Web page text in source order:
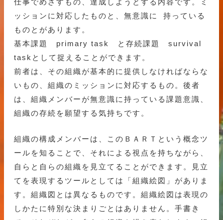
仕事でめざすもの、達成しようとする内容です。ミ
ッションに対応したものと、無意識に 持っている
ものとがあります。
基本課題 primary task と存続課題 survival
taskとして捉えることができます。
前者は、その組織が基本的に提供しなければならな
いもの、組織のミッションに対応するもの。後者
は、組織メンバーが無意識に持っている課題意識、
組織の存続を願望する気持ちです。
組織の構成メンバーは、このＢＡＲＴという概念ツ
ールを知ることで、それによる視点を持ちながら、
自らと自らの組織を見立てることができます。見立
てを表現するツールとしては「組織絵図」がありま
す。組織図とは異なるものです。組織絵図は表現の
しかたに特別な決まりごとはありません。手書き